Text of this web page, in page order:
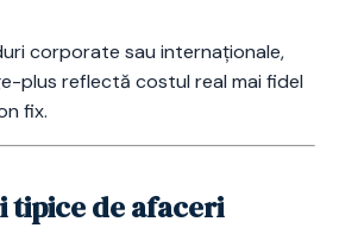
corporate sau internaționale,
plus reflectă costul real mai fidel
fix.
tipice de afaceri